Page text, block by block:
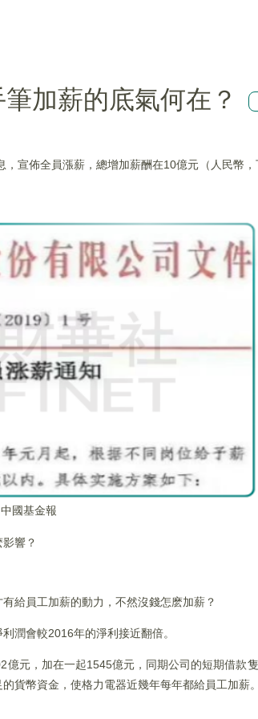
加薪的底氣何在？
宣佈全員漲薪，總增加薪酬在10億元（人民幣
國基金報
響？
給員工加薪的動力，不然沒錢怎麽加薪？
潤會較2016年的淨利接近翻倍。
元，加在一起1545億元，同期公司的短期借款
貨幣資金，使格力電器近幾年每年都給員工加薪。